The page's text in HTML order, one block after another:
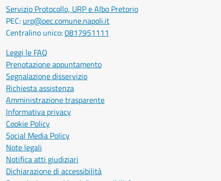
Servizio Protocollo, URP e Albo Pretorio
PEC: urp@pec.comune.napoli.it
Centralino unico:0817951111
Leggi le FAQ
Prenotazione appuntamento
Segnalazione disservizio
Richiesta assistenza
Amministrazione trasparente
Informativa privacy
Cookie Policy
Social Media Policy
Note legali
Notifica atti giudiziari
Dichiarazione di accessibilità